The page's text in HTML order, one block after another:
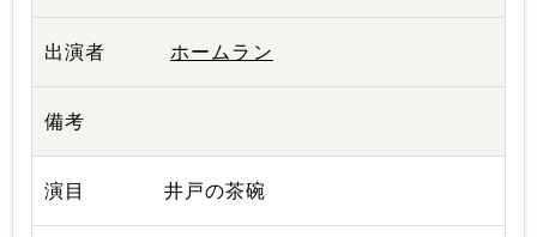
ホームラン
井戸の茶碗